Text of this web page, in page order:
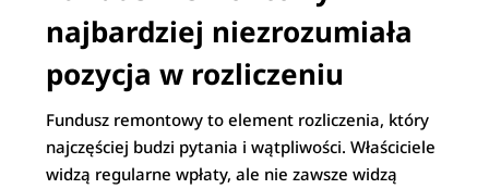
najbardziej niezrozumiała
pozycja w rozliczeniu
Fundusz remontowy to element rozliczenia, który
najczęściej budzi pytania i wątpliwości. Właściciele
widzą regularne wpłaty, ale nie zawsze widzą